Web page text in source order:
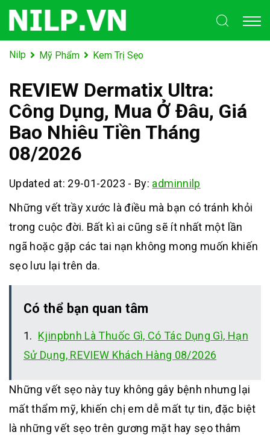
Nilp Mỹ Phẩm Kem Trị Sẹo
REVIEW Dermatix Ultra:
Công Dụng, Mua Ở Đâu, Giá
Bao Nhiêu Tiền Tháng
08/2026
Updated at: 29-01-2023 - By: adminnilp
Những vết trầy xước là điều mà bạn có tránh khỏi
trong cuộc đời. Bất kì ai cũng sẽ ít nhất một lần
ngã hoặc gặp các tai nạn không mong muốn khiến
sẹo lưu lại trên da.
Có thể bạn quan tâm
Kjinpbnh Là Thuốc Gì, Có Tác Dụng Gì, Hạn
Sử Dụng, REVIEW Khách Hàng 08/2026
Những vết sẹo này tuy không gây bệnh nhưng lại
mất thẩm mỹ, khiến chị em dễ mất tự tin, đặc biệt
là những vết sẹo trên gương mặt hay sẹo thâm